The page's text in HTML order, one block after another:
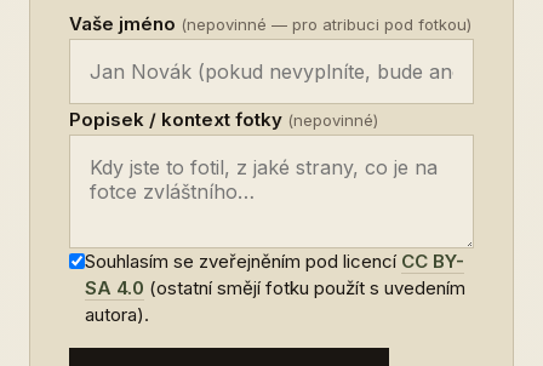
Vaše jméno (nepovinné — pro atribuci pod fotkou)
Popisek / kontext fotky (nepovinné)
Souhlasím se zveřejněním pod licencí CC BY-
SA 4.0 (ostatní smějí fotku použít s uvedením
autora).